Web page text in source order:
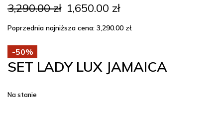
3,290.00zł Pierwotna
cena
wynosiła:
3,290.00 zł.
1,650.00 złAktualna
wynosi:
1,650.00 zł.
Poprzednia najniższa cena: 3,290.00 zł.
-50%
SET LADY LUX JAMAICA
Na stanie